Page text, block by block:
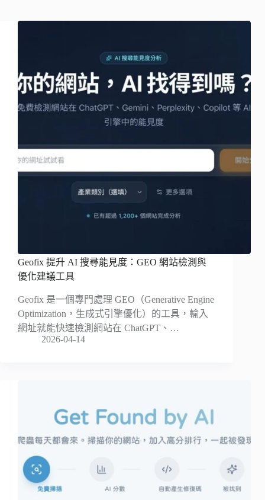
Geofix 提升 AI 搜尋能見度：GEO 網站檢測與
優化建議工具
Geofix 是一個專門處理 GEO（Generative Engine
Optimization，生成式引擎優化）的工具，輸入
網址就能快速檢測網站在 ChatGPT、…
2026-04-14